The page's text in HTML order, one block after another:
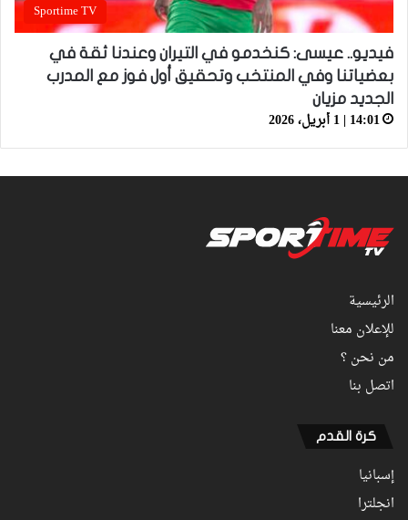
Sportime TV
فيديو.. عيسى: كنخدمو في التيران وعندنا ثقة في
بعضياتنا وفي المنتخب وتحقيق أول فوز مع المدرب
الجديد مزيان
14:01 | 1 أبريل، 2026
الرئيسية
للإعلان معنا
من نحن ؟
اتصل بنا
كرة القدم
إسبانيا
انجلترا